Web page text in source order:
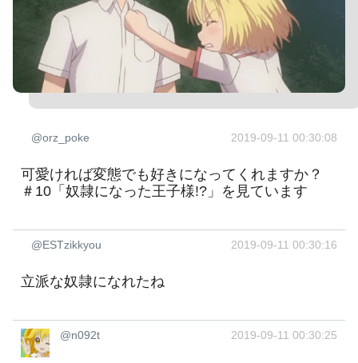
@orz_poke 2019-09-11 00:30:08
可愛ければ変態でも好きになってくれますか？
＃10「奴隷になった王子様!?」を見ています
@ESTzikkyou 2019-09-11 00:30:16
立派な奴隷になれたね
@n092t 2019-09-11 00:30:25